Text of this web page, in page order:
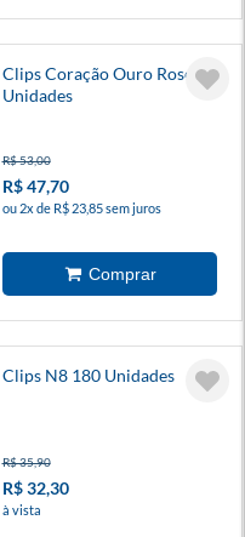
Clips Coração Ouro Rose 20
Unidades
R$ 53,00
R$ 47,70
ou 2x de R$ 23,85 sem juros
Clips N8 180 Unidades
R$ 35,90
R$ 32,30
à vista